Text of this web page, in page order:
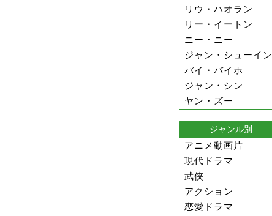
リウ・ハオラン
リー・イートン
ニー・ニー
ジャン・シューイン
バイ・バイホ
ジャン・シン
ヤン・ズー
ジャンル別
アニメ動画片
現代ドラマ
武侠
アクション
恋愛ドラマ